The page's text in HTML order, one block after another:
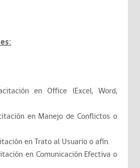
en Office (Excel, Word,
en Manejo de Conflictos o
en Trato al Usuario o afín.
en Comunicación Efectiva o